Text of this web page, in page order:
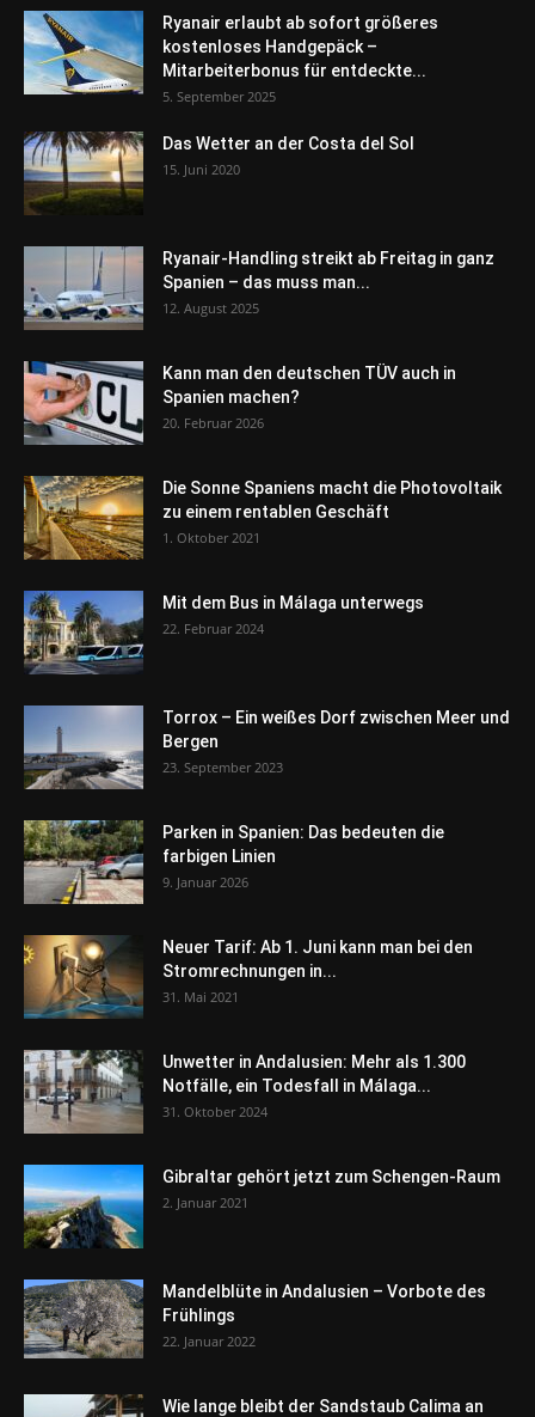
Ryanair erlaubt ab sofort größeres
kostenloses Handgepäck –
Mitarbeiterbonus für entdeckte...
5. September 2025
Das Wetter an der Costa del Sol
15. Juni 2020
Ryanair-Handling streikt ab Freitag in ganz
Spanien – das muss man...
12. August 2025
Kann man den deutschen TÜV auch in
Spanien machen?
20. Februar 2026
Die Sonne Spaniens macht die Photovoltaik
zu einem rentablen Geschäft
1. Oktober 2021
Mit dem Bus in Málaga unterwegs
22. Februar 2024
Torrox – Ein weißes Dorf zwischen Meer und
Bergen
23. September 2023
Parken in Spanien: Das bedeuten die
farbigen Linien
9. Januar 2026
Neuer Tarif: Ab 1. Juni kann man bei den
Stromrechnungen in...
31. Mai 2021
Unwetter in Andalusien: Mehr als 1.300
Notfälle, ein Todesfall in Málaga...
31. Oktober 2024
Gibraltar gehört jetzt zum Schengen-Raum
2. Januar 2021
Mandelblüte in Andalusien – Vorbote des
Frühlings
22. Januar 2022
Wie lange bleibt der Sandstaub Calima an